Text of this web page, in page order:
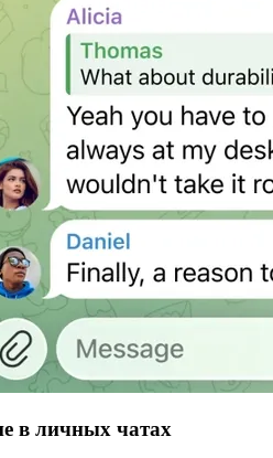
в личных чатах